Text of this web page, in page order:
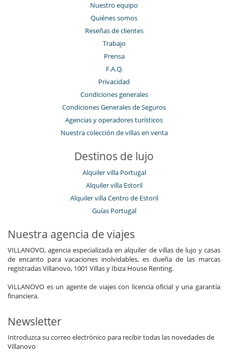
Nuestro equipo
Quiénes somos
Reseñas de clientes
Trabajo
Prensa
F.A.Q.
Privacidad
Condiciones generales
Condiciones Generales de Seguros
Agencias y operadores turísticos
Nuestra colección de villas en venta
Destinos de lujo
Alquiler villa Portugal
Alquiler villa Estoril
Alquiler villa Centro de Estoril
Guías Portugal
Nuestra agencia de viajes
VILLANOVO, agencia especializada en alquiler de villas de lujo y casas
de encanto para vacaciones inolvidables, es dueña de las marcas
registradas Villanovo, 1001 Villas y Ibiza House Renting.
VILLANOVO es un agente de viajes con licencia oficial y una garantía
financiera.
Newsletter
Introduzca su correo electrónico para recibir todas las novedades de
Villanovo